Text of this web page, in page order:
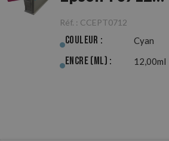
Cyan
Réf. : CCEPT0712
Couleur : Cyan
Encre (ml) : 12,00ml